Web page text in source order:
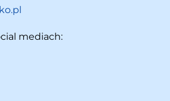
mediach: